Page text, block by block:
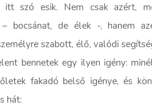
itt szó esik. Nem csak azért,
– bocsánat, de élek -, hanem
szabott, élő, valódi
bennetek egy ilyen igény:
fakadó belső igénye, és
hát: